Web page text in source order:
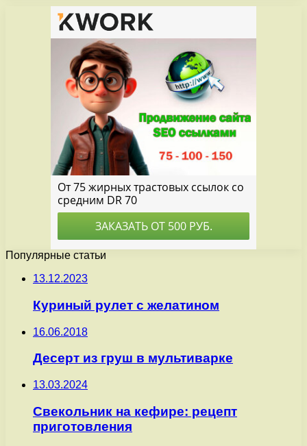
Популярные статьи
13.12.2023
Куриный рулет с желатином
16.06.2018
Десерт из груш в мультиварке
13.03.2024
Свекольник на кефире: рецепт
приготовления